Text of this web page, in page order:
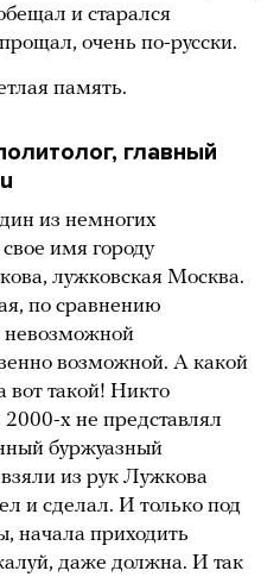
и старался
очень по-русски.
память.
главный
из немногих
имя городу
лужковская Москва.
по сравнению
невозможной
возможной. А какой
такой! Никто
х не представлял
буржуазный
из рук Лужкова
и сделал. И только под
начала приходить
даже должна. И так